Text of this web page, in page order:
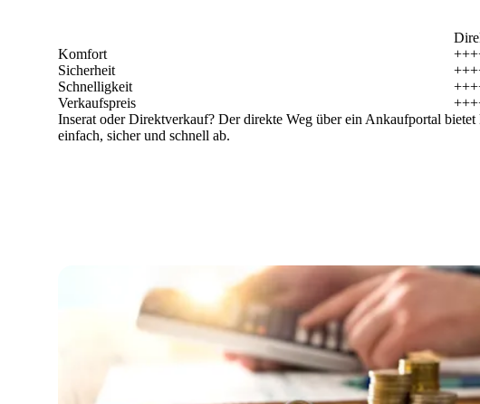
Komfort
Sicherheit
Schnelligkeit
Verkaufspreis
Inserat oder Direktverkauf? Der direkte Weg über ein Ankaufportal
einfach, sicher und schnell ab.